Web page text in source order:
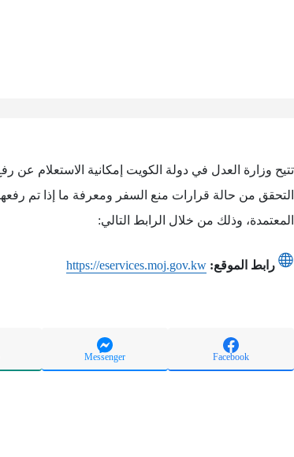
تتيح وزارة العدل في دولة الكويت إمكانية الاستعلام عن
التحقق من حالة قرارات منع السفر ومعرفة ما إذا تم
المعتمدة، وذلك من خلال الرابط التالي:
رابط الموقع: https://eservices.moj.gov.kw
Facebook
Messenger